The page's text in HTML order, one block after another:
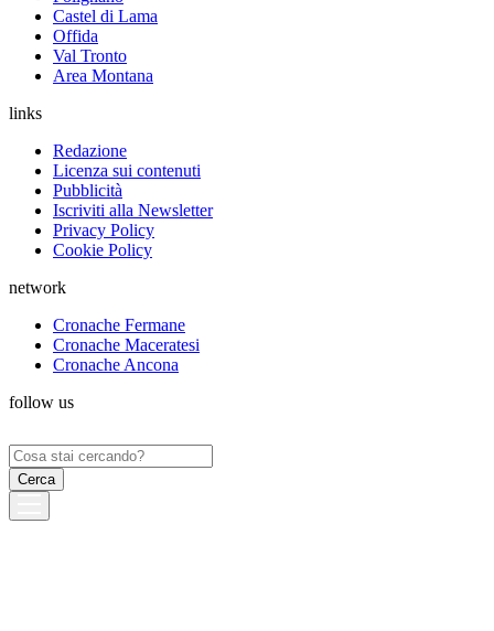
Castel di Lama
Offida
Val Tronto
Area Montana
links
Redazione
Licenza sui contenuti
Pubblicità
Iscriviti alla Newsletter
Privacy Policy
Cookie Policy
network
Cronache Fermane
Cronache Maceratesi
Cronache Ancona
follow us
Ricerca
per: